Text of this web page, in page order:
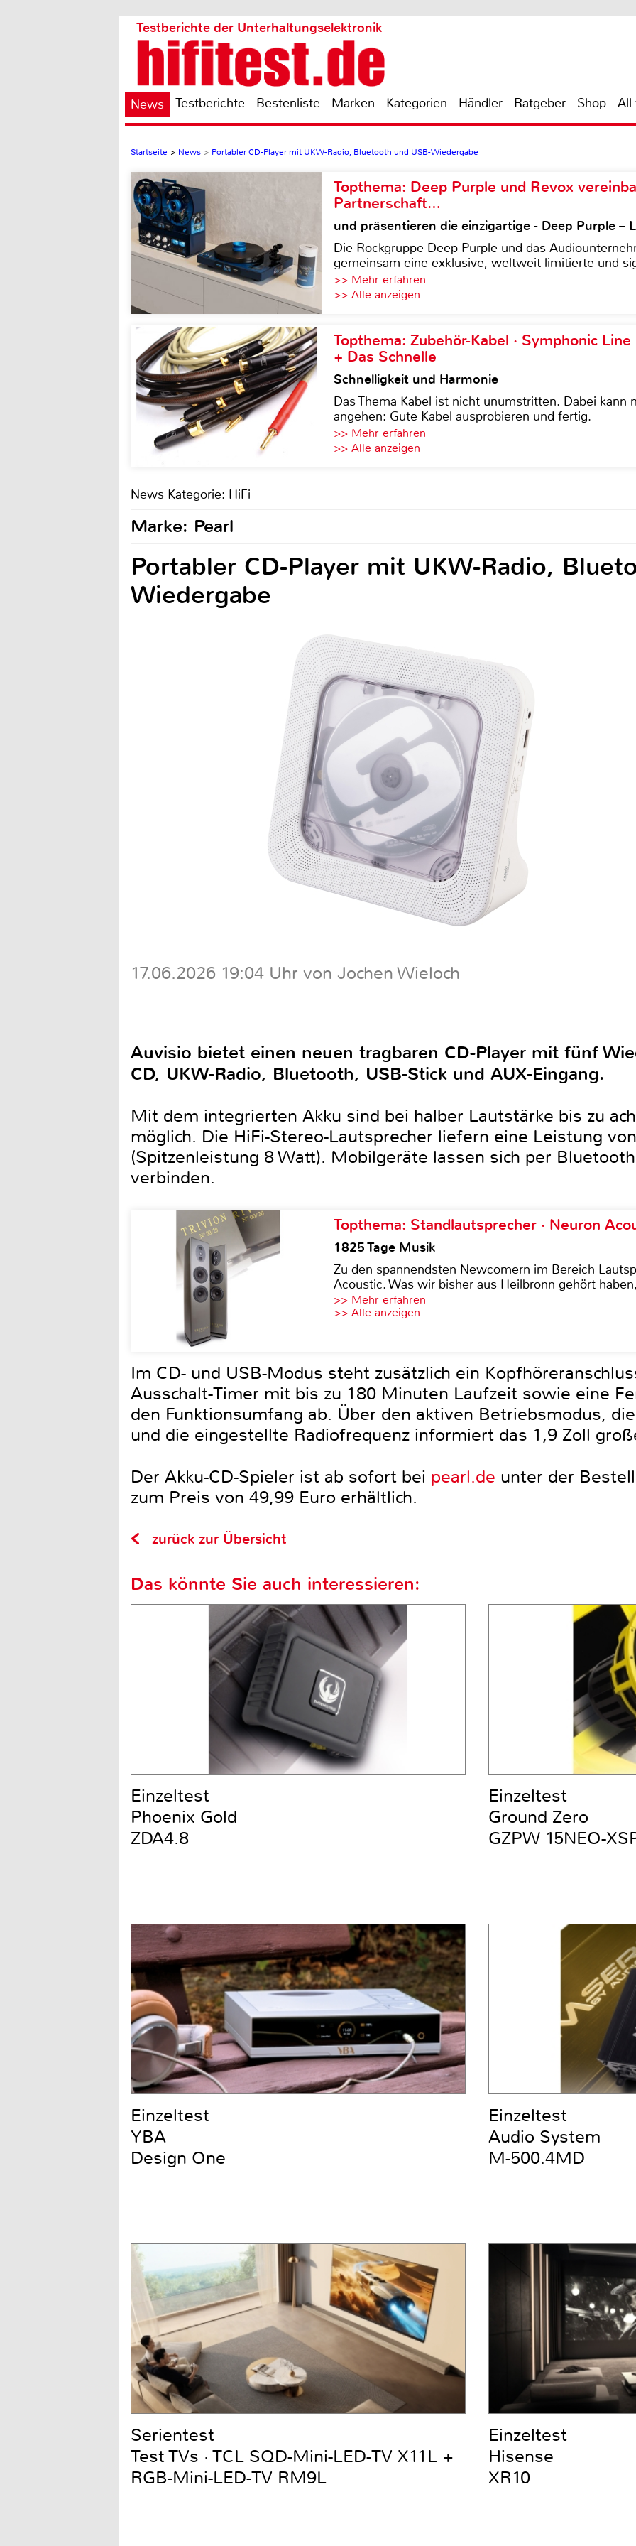
Testberichte der Unterhaltungselektronik
News Testberichte Bestenliste Marken Kategorien Händler Ratgeber Shop All
Startseite > News > Portabler CD-Player mit UKW-Radio, Bluetooth und USB-Wiedergabe
Topthema: Deep Purple und Revox
Partnerschaft…
und präsentieren die einzigartige - Deep Purple –
Die Rockgruppe Deep Purple und das
gemeinsam eine exklusive, weltweit limitierte und
>> Mehr erfahren
>> Alle anzeigen
Topthema: Zubehör-Kabel · Symphonic
+ Das Schnelle
Schnelligkeit und Harmonie
Das Thema Kabel ist nicht unumstritten. Dabei kann
angehen: Gute Kabel ausprobieren und fertig.
>> Mehr erfahren
>> Alle anzeigen
News Kategorie: HiFi
Marke: Pearl
Portabler CD-Player mit UKW-Radio,
Wiedergabe
17.06.2026 19:04 Uhr von Jochen Wieloch
Auvisio bietet einen neuen tragbaren CD-Player mit fünf
CD, UKW-Radio, Bluetooth, USB-Stick und AUX-Eingang.
Mit dem integrierten Akku sind bei halber Lautstärke bis zu
möglich. Die HiFi-Stereo-Lautsprecher liefern eine Leistung
(Spitzenleistung 8 Watt). Mobilgeräte lassen sich per
verbinden.
Topthema: Standlautsprecher · Neuron
1825 Tage Musik
Zu den spannendsten Newcomern im Bereich
Acoustic. Was wir bisher aus Heilbronn gehört
>> Mehr erfahren
>> Alle anzeigen
Im CD- und USB-Modus steht zusätzlich ein
Ausschalt-Timer mit bis zu 180 Minuten Laufzeit sowie eine
den Funktionsumfang ab. Über den aktiven Betriebsmodus,
und die eingestellte Radiofrequenz informiert das 1,9 Zoll
Der Akku-CD-Spieler ist ab sofort bei pearl.de unter der
zum Preis von 49,99 Euro erhältlich.
zurück zur Übersicht
Das könnte Sie auch interessieren:
Einzeltest
Phoenix Gold
ZDA4.8
Einzeltest
Ground Zero
GZPW 15NEO-
Einzeltest
YBA
Design One
Einzeltest
Audio System
M-500.4MD
Serientest
Test TVs · TCL SQD-Mini-LED-TV X11L +
RGB-Mini-LED-TV RM9L
Einzeltest
Hisense
XR10